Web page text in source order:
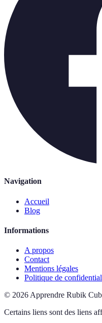
Navigation
Accueil
Blog
Informations
A propos
Contact
Mentions légales
Politique de
© 2026 Apprendre Rubik
Certains liens sont des liens